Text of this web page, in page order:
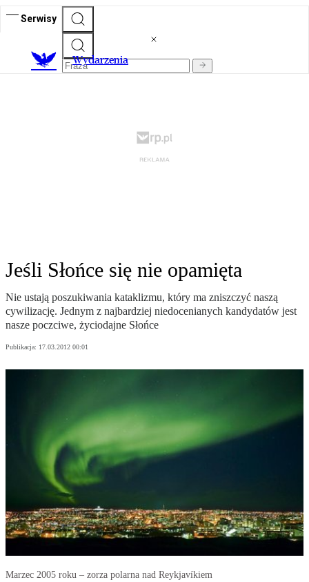
Serwisy
Wydarzenia
Jeśli Słońce się nie opamięta
Nie ustają poszukiwania kataklizmu, który ma zniszczyć naszą
cywilizację. Jednym z najbardziej niedocenianych kandydatów jest
nasze poczciwe, życiodajne Słońce
Publikacja: 17.03.2012 00:01
Marzec 2005 roku – zorza polarna nad Reykjavíkiem